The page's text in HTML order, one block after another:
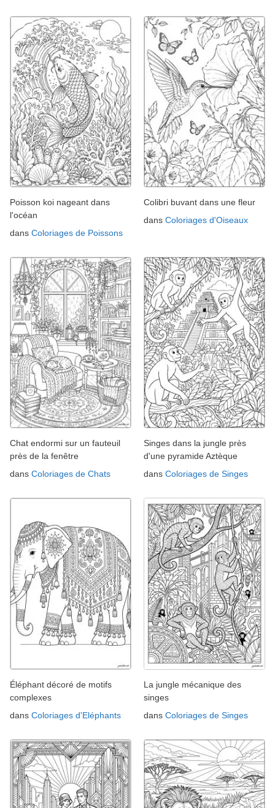
Poisson koi nageant dans
l'océan
dans Coloriages de Poissons
Colibri buvant dans une fleur
dans Coloriages d'Oiseaux
Chat endormi sur un fauteuil
près de la fenêtre
dans Coloriages de Chats
Singes dans la jungle près
d'une pyramide Aztèque
dans Coloriages de Singes
Éléphant décoré de motifs
complexes
dans Coloriages d'Eléphants
La jungle mécanique des
singes
dans Coloriages de Singes